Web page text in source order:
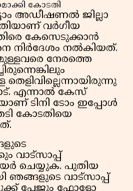
കോടതി
അഡീഷണൽ ജില്ലാ
വർഗീയ
കേസെടുക്കാൻ
നിർദേശം നൽകിയത്.
നേരത്തെ
എന്നാൽ കേസ്
ടിനി ടോം ഇപ്പോൾ
കോടതിയെ
വാട്സാപ്പ്
ചെയ്യുക. പുതിയ
ഞങ്ങളുടെ വാട്സാപ്പ്